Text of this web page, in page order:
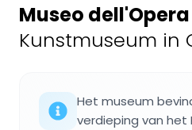
Museo
Kunstmuseum in
Het museum
verdieping van het